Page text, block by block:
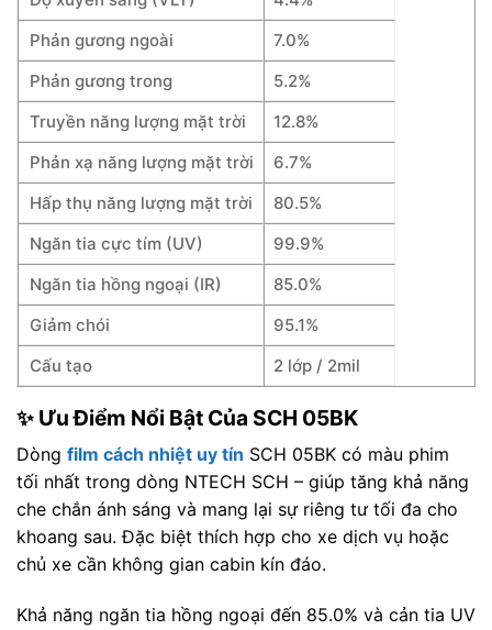
Phản gương ngoài
7.0%
Phản gương trong
5.2%
Truyền năng lượng mặt trời
12.8%
Phản xạ năng lượng mặt trời
6.7%
Hấp thụ năng lượng mặt trời
80.5%
Ngăn tia cực tím (UV)
99.9%
Ngăn tia hồng ngoại (IR)
85.0%
Giảm chói
95.1%
Cấu tạo
2 lớp / 2mil
✨ Ưu Điểm Nổi Bật Của SCH 05BK
Dòng film cách nhiệt uy tín SCH 05BK có màu phim
tối nhất trong dòng NTECH SCH – giúp tăng khả năng
che chắn ánh sáng và mang lại sự riêng tư tối đa cho
khoang sau. Đặc biệt thích hợp cho xe dịch vụ hoặc
chủ xe cần không gian cabin kín đáo.
Khả năng ngăn tia hồng ngoại đến 85.0% và cản tia UV